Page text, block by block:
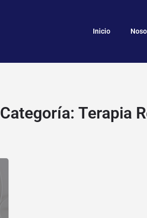
Inicio
Categoría: Terapia